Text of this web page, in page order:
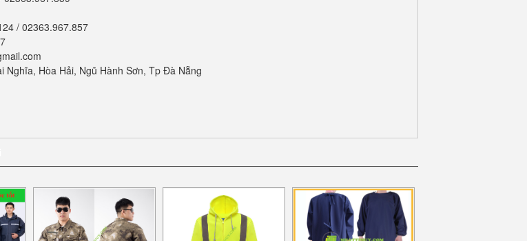
/ 02363.967.857
Nghĩa, Hòa Hải, Ngũ Hành Sơn, Tp Đà Nẵng